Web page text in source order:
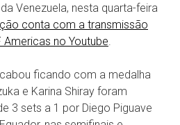
Venezuela, nesta quarta-feira
conta com a transmissão
no Youtube
ficando com a medalha
e Karina Shiray foram
3 sets a 1 por Diego Piguave